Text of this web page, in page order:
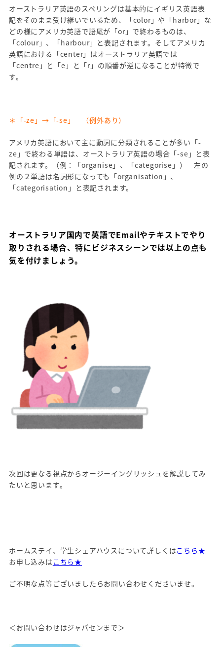
オーストラリア英語のスペリングは基本的にイギリス英語表
記をそのまま受け継いでいるため、「color」や「harbor」な
どの様にアメリカ英語で語尾が「or」で終わるものは、
「colour」、「harbour」と表記されます。そしてアメリカ
英語における「center」はオーストラリア英語では
「centre」と「e」と「r」の順番が逆になることが特徴で
す。
＊「-ze」→「-se」 （例外あり）
アメリカ英語において主に動詞に分類されることが多い「-
ze」で終わる単語は、オーストラリア英語の場合「-se」と表
記されます。（例：「organise」、「categorise」） 左の
例の２単語は名詞形になっても「organisation」、
「categorisation」と表記されます。
オーストラリア国内で英語でEmailやテキストでやり
取りされる場合、特にビジネスシーンでは以上の点も
気を付けましょう。
次回は更なる視点からオージーイングリッシュを解説してみ
たいと思います。
ホームステイ、学生シェアハウスについて詳しくはこちら★
お申し込みは こちら★
ご不明な点等ございましたらお問い合わせくださいませ。
＜お問い合わせはジャパセンまで＞